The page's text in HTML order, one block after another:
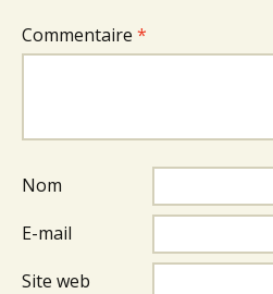
Commentaire *
Nom
E-mail
Site web